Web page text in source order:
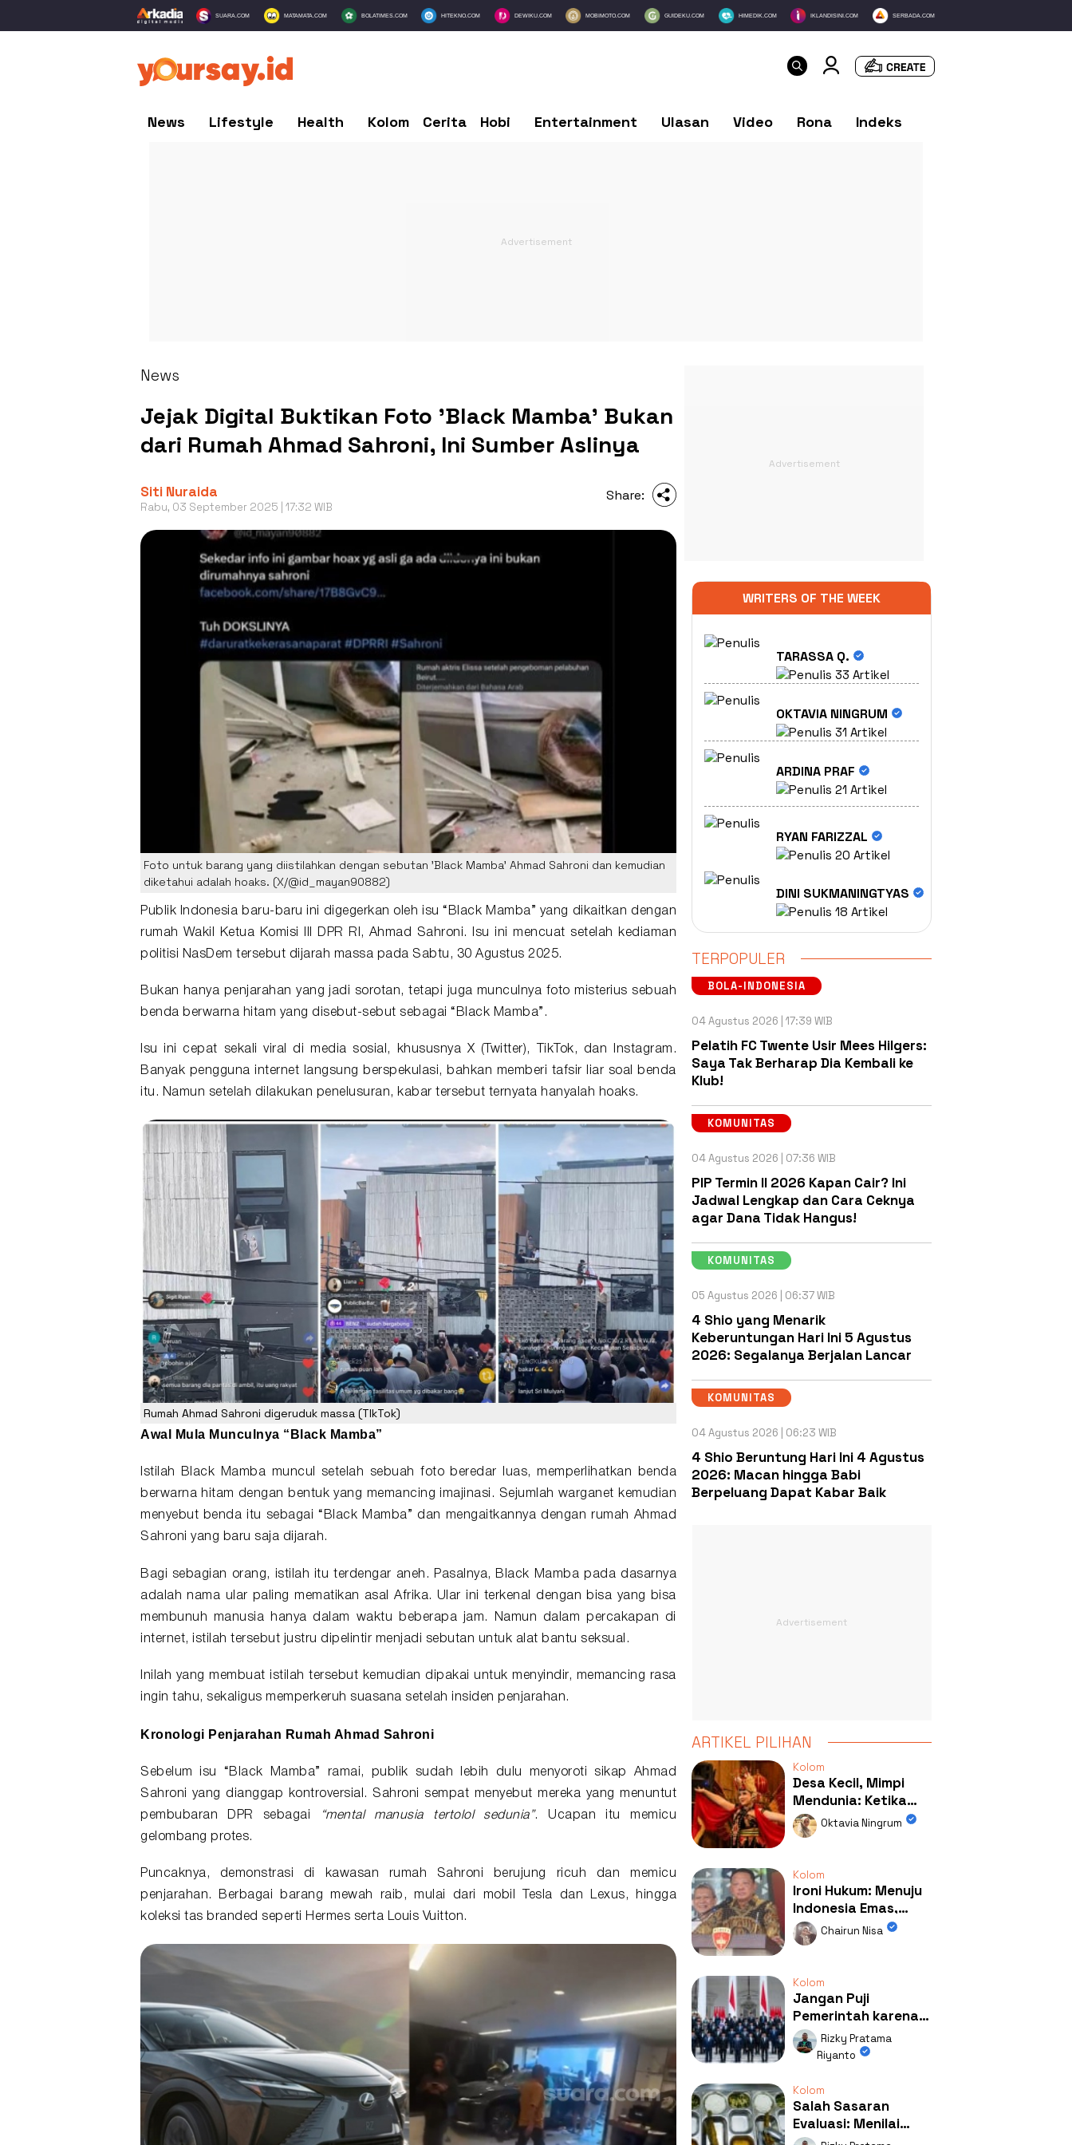
SUARA.COM MATAMATA.COM BOLATIMES.COM HITEKNO.COM DEWIKU.COM MOBIMOTO.COM GUIDEKU.COM HIMEDIK.COM IKLANDISINI.COM SERBADA.COM
News Lifestyle Health Kolom Cerita Hobi Entertainment Ulasan Video Rona Indeks
News
Jejak Digital Buktikan Foto 'Black Mamba' Bukan
dari Rumah Ahmad Sahroni, Ini Sumber Aslinya
Siti Nuraida
Rabu, 03 September 2025 | 17:32 WIB
Share:
Foto untuk barang yang diistilahkan dengan sebutan 'Black Mamba' Ahmad Sahroni dan kemudian
diketahui adalah hoaks. (X/@id_mayan90882)
Publik Indonesia baru-baru ini digegerkan oleh isu “Black Mamba” yang dikaitkan dengan
rumah Wakil Ketua Komisi III
DPR
RI, Ahmad Sahroni. Isu ini mencuat setelah kediaman
politisi NasDem tersebut dijarah massa pada Sabtu, 30 Agustus 2025.
Bukan hanya penjarahan yang jadi sorotan, tetapi juga munculnya foto misterius sebuah
benda berwarna hitam yang disebut-sebut sebagai “Black Mamba”.
Isu ini cepat sekali viral di media sosial, khususnya X (Twitter), TikTok, dan Instagram.
Banyak pengguna internet langsung berspekulasi, bahkan memberi tafsir liar soal benda
itu. Namun setelah dilakukan penelusuran, kabar tersebut ternyata hanyalah hoaks.
Rumah Ahmad Sahroni digeruduk massa (TIkTok)
Awal Mula Munculnya “Black Mamba”
Istilah Black Mamba muncul setelah sebuah foto beredar luas, memperlihatkan benda
berwarna hitam dengan bentuk yang memancing imajinasi. Sejumlah warganet kemudian
menyebut benda itu sebagai “Black Mamba” dan mengaitkannya dengan rumah Ahmad
Sahroni yang baru saja dijarah.
Bagi sebagian orang, istilah itu terdengar aneh. Pasalnya, Black Mamba pada dasarnya
adalah nama ular paling mematikan asal Afrika. Ular ini terkenal dengan bisa yang bisa
membunuh manusia hanya dalam waktu beberapa jam. Namun dalam percakapan di
internet, istilah tersebut justru dipelintir menjadi sebutan untuk alat bantu seksual.
Inilah yang membuat istilah tersebut kemudian dipakai untuk menyindir, memancing rasa
ingin tahu, sekaligus memperkeruh suasana setelah insiden penjarahan.
Kronologi Penjarahan Rumah Ahmad Sahroni
Sebelum isu “Black Mamba” ramai, publik sudah lebih dulu menyoroti sikap Ahmad
Sahroni yang dianggap kontroversial. Sahroni sempat menyebut mereka yang menuntut
pembubaran DPR sebagai
“mental manusia tertolol sedunia”. Ucapan itu memicu
gelombang protes.
Puncaknya, demonstrasi di kawasan rumah Sahroni berujung ricuh dan memicu
penjarahan. Berbagai barang mewah raib, mulai dari mobil Tesla dan Lexus, hingga
koleksi tas branded seperti Hermes serta Louis Vuitton.
WRITERS OF THE WEEK
TARASSA Q.
33 Artikel
OKTAVIA NINGRUM
31 Artikel
ARDINA PRAF
21 Artikel
RYAN FARIZZAL
20 Artikel
DINI SUKMANINGTYAS
18 Artikel
TERPOPULER
BOLA-INDONESIA
04 Agustus 2026 | 17:39 WIB
Pelatih FC Twente Usir Mees Hilgers:
Saya Tak Berharap Dia Kembali ke
Klub!
KOMUNITAS
04 Agustus 2026 | 07:36 WIB
PIP Termin II 2026 Kapan Cair? Ini
Jadwal Lengkap dan Cara Ceknya
agar Dana Tidak Hangus!
KOMUNITAS
05 Agustus 2026 | 06:37 WIB
4 Shio yang Menarik
Keberuntungan Hari Ini 5 Agustus
2026: Segalanya Berjalan Lancar
KOMUNITAS
04 Agustus 2026 | 06:23 WIB
4 Shio Beruntung Hari Ini 4 Agustus
2026: Macan hingga Babi
Berpeluang Dapat Kabar Baik
ARTIKEL PILIHAN
Kolom
Desa Kecil, Mimpi
Mendunia: Ketika
Kolaborasi
Mengubah Wajah
Oktavia Ningrum
Kolom
Ironi Hukum: Menuju
Indonesia Emas,
Ternyata Emasnya
Ada di Rumah Febrie!
Chairun Nisa
Kolom
Jangan Puji
Pemerintah karena
Kerja: Mengapa
Publik Begitu Mudah
Rizky Pratama
Riyanto
Kolom
Salah Sasaran
Evaluasi: Menilai
Program MBG Lewat